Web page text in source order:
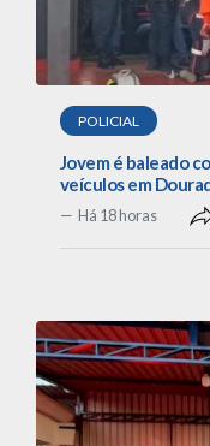
POLICIAL
Jovem é baleado
veículos em
Há 18 horas